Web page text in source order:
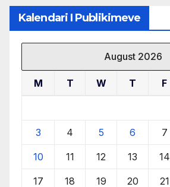
Kalendari I Publikimeve
August 2026
M T W T F
3 4 5 6 7
10 11 12 13 14
17 18 19 20 21